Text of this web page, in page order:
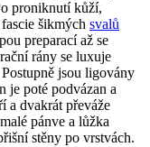
proniknutí kůží,
šikmých svalů
preparací až se
rány se luxuje
jsou ligovány
je poté podvázan a
a dvakrát převáže
pánve a lůžka
stěny po vrstvách.